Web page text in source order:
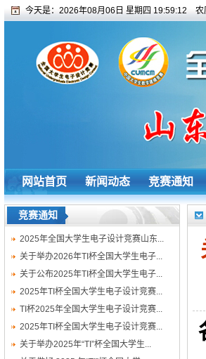
今天是： 2026年08月06日 星期四 19:59:12 农
网站首页 新闻动态 竞赛通知
竞赛通知
2025年全国大学生电子设计竞赛山东...
关于举办2026年TI杯全国大学生电子...
关于公布2025年TI杯全国大学生电子...
2025年TI杯全国大学生电子设计竞赛...
TI杯2025年全国大学生电子设计竞赛...
2025年TI杯全国大学生电子设计竞赛...
关于举办2025年“TI”杯全国大学生...